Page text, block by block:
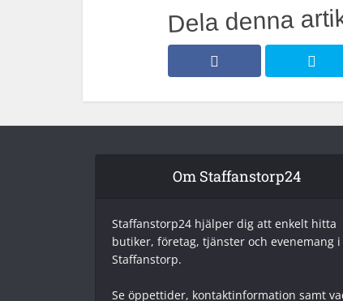
Dela denna
Om Staffanstorp24
Staffanstorp24 hjälper dig att enkelt hitta
butiker, företag, tjänster och evenemang i
Staffanstorp.
Se öppettider, kontaktinformation samt